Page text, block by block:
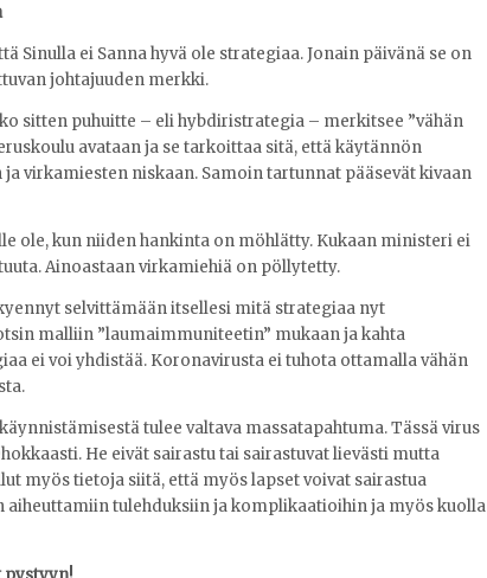
Sinulla ei Sanna hyvä ole strategiaa. Jonain päivänä se on
johtajuuden merkki.
sitten puhuitte – eli hybdiristrategia – merkitsee ”vähän
avataan ja se tarkoittaa sitä, että käytännön
virkamiesten niskaan. Samoin tartunnat pääsevät kivaan
ole, kun niiden hankinta on möhlätty. Kukaan ministeri ei
Ainoastaan virkamiehiä on pöllytetty.
selvittämään itsellesi mitä strategiaa nyt
malliin ”laumaimmuniteetin” mukaan ja kahta
ei voi yhdistää. Koronavirusta ei tuhota ottamalla vähän
tulee valtava massatapahtuma. Tässä virus
He eivät sairastu tai sairastuvat lievästi mutta
myös tietoja siitä, että myös lapset voivat sairastua
tulehduksiin ja komplikaatioihin ja myös kuolla